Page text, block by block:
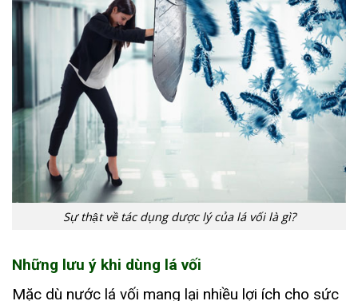
Sự thật về tác dụng dược lý của lá vối là gì?
Những lưu ý khi dùng lá vối
Mặc dù nước lá vối mang lại nhiều lợi ích cho sức